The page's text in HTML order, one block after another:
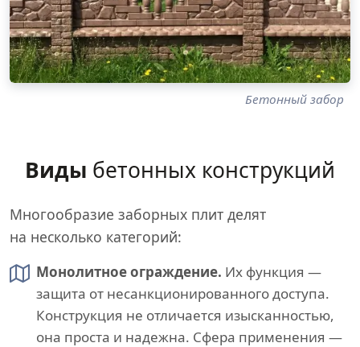
Бетонный забор
Виды бетонных конструкций
Многообразие заборных плит делят
на несколько категорий:
Монолитное ограждение. Их функция —
защита от несанкционированного доступа.
Конструкция не отличается изысканностью,
она проста и надежна. Сфера применения —